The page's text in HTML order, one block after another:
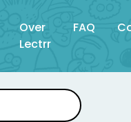
Over
Lectrr
FAQ